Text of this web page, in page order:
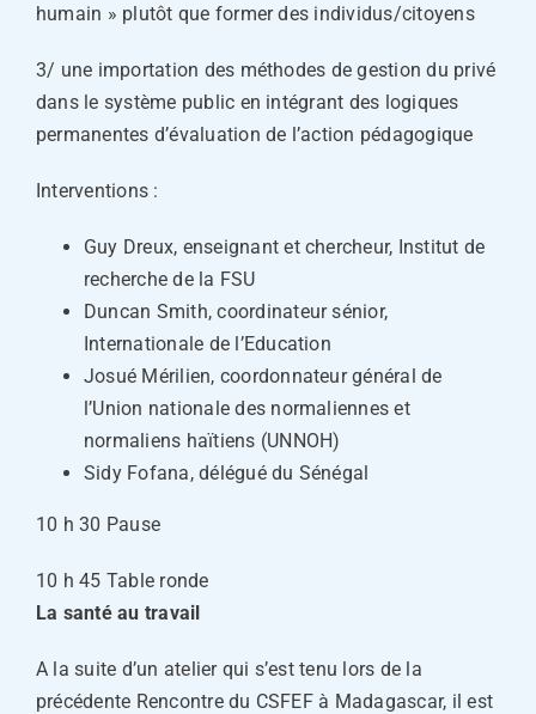
humain » plutôt que former des individus/citoyens
3/ une importation des méthodes de gestion du privé
dans le système public en intégrant des logiques
permanentes d’évaluation de l’action pédagogique
Interventions :
Guy Dreux, enseignant et chercheur, Institut de
recherche de la FSU
Duncan Smith, coordinateur sénior,
Internationale de l’Education
Josué Mérilien, coordonnateur général de
l’Union nationale des normaliennes et
normaliens haïtiens (UNNOH)
Sidy Fofana, délégué du Sénégal
10 h 30 Pause
10 h 45 Table ronde
La santé au travail
A la suite d’un atelier qui s’est tenu lors de la
précédente Rencontre du CSFEF à Madagascar, il est